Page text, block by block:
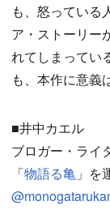
も、怒っている
ア・ストーリー
れてしまってい
も、本作に意義
■井中カエル
ブロガー・ライ
「物語る亀 」を